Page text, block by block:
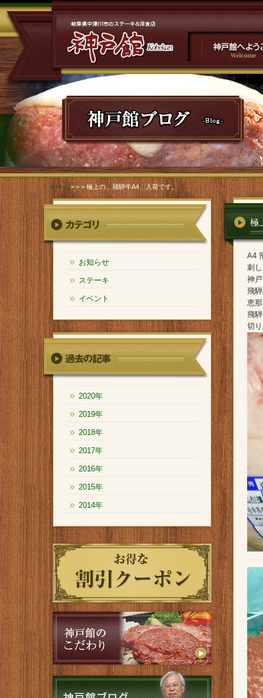
">極上の、飛騨牛A4、入荷で
す。
神戸館へようこそ
ホーム >> > 極上の、飛騨牛A4、入荷です。
お知らせ
ステーキ
イベント
2020年
2019年
2018年
2017年
2016年
2015年
2014年
極
A4
刺
神
飛
恵
飛
切